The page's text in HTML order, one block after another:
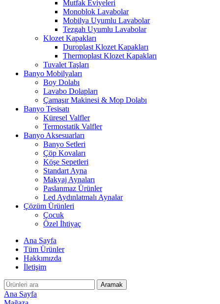
Mutfak Eviyeleri
Monoblok Lavabolar
Mobilya Uyumlu Lavabolar
Tezgah Uyumlu Lavabolar
Klozet Kapakları
Duroplast Klozet Kapakları
Thermoplast Klozet Kapakları
Tuvalet Taşları
Banyo Mobilyaları
Boy Dolabı
Lavabo Dolapları
Çamaşır Makinesi & Mop Dolabı
Banyo Tesisatı
Küresel Valfler
Termostatik Valfler
Banyo Aksesuarları
Banyo Setleri
Çöp Kovaları
Köşe Sepetleri
Standart Ayna
Makyaj Aynaları
Paslanmaz Ürünler
Led Aydınlatmalı Aynalar
Çözüm Ürünleri
Çocuk
Özel İhtiyaç
Ana Sayfa
Tüm Ürünler
Hakkımızda
İletişim
Aramak
Ana Sayfa